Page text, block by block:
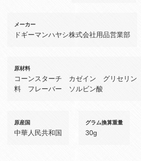
メーカー
ドギーマンハヤシ株式会社用品営業部
原材料
コーンスターチ カゼイン グリセリ
料 フレーバー ソルビン酸
原産国
中華人民共和国
グラム換算重量
30g